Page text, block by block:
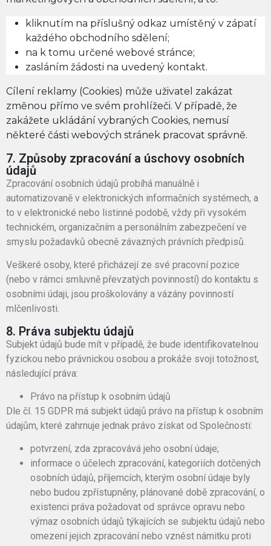
kliknutím na příslušný odkaz umístěný v zápatí
každého obchodního sdělení;
na k tomu určené webové stránce;
zasláním žádosti na uvedený kontakt.
Cílení reklamy (Cookies) může uživatel zakázat
změnou přímo ve svém prohlížeči. V případě, že
zakážete ukládání vybraných Cookies, nemusí
některé části webových stránek pracovat správně.
7. Způsoby zpracování a úschovy osobních
údajů
Zpracování osobních údajů probíhá manuálně i
automatizovaně v elektronických informačních systémech, a
to v elektronické nebo listinné podobě, vždy při vysokém
technickém, organizačním a personálním zabezpečení ve
smyslu požadavků obecně závazných právních předpisů.
Veškeré osoby, které přicházejí ze své pracovní pozice
(nebo v rámci smluvně převzatých povinností) do kontaktu s
osobními údaji, jsou proškolovány a vázány povinností
mlčenlivosti.
8. Práva subjektu údajů
Subjekt údajů bude mít v případě, že bude identifikovatelnou
fyzickou nebo právnickou osobou a prokáže svoji totožnost,
následující práva:
Právo na přístup k osobním údajů
Dle čl. 15 GDPR má subjekt údajů právo na přístup k osobním
údajům, které zahrnuje jednak právo získat od Společnosti:
potvrzení, zda zpracovává jeho osobní údaje;
informace o účelech zpracování, kategoriích dotčených
osobních údajů, příjemcích, kterým osobní údaje byly
nebo budou zpřístupněny, plánované době zpracování, o
existenci práva požadovat od správce opravu nebo
výmaz osobních údajů týkajících se subjektu údajů nebo
omezení jejich zpracování nebo vznést námitku proti